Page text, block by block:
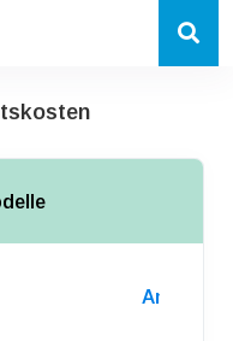
Anzahl